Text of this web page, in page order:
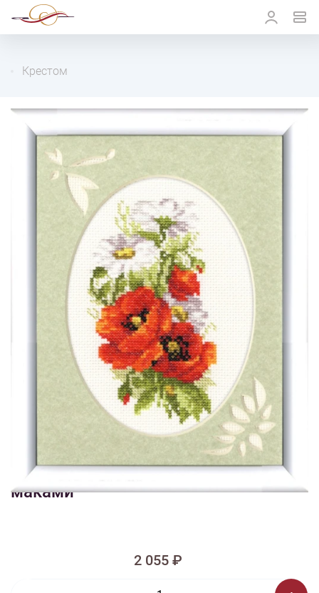
Крестом
1/2
Изображения и цвет представленного товара могут незначительно
отличаться от оригинала продукции, взависимости от разрешения и
настроек вашего монитора, а также условий освещения при съемке
Вышивка БТ-001 Бутоньерка с
маками
2 055 ₽